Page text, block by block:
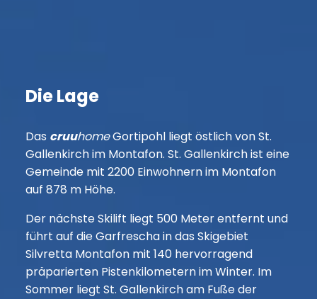
Die Lage
Das cruuhomeGortipohl liegt östlich von St.
Gallenkirch im Montafon. St. Gallenkirch ist eine
Gemeinde mit 2200 Einwohnern im Montafon
auf 878 m Höhe.
Der nächste Skilift liegt 500 Meter entfernt und
führt auf die Garfrescha in das Skigebiet
Silvretta Montafon mit 140 hervorragend
präparierten Pistenkilometern im Winter. Im
Sommer liegt St. Gallenkirch am Fuße der